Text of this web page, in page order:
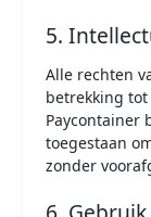
5.
Alle rechten
betrekking
Paycontainer
toegestaan
zonder